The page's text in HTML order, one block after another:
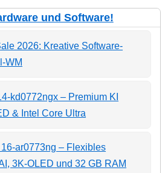
und Software!
2026: Kreative Software-
WM
kd0772ngx – Premium KI
& Intel Core Ultra
ar0773ng – Flexibles
3K-OLED und 32 GB RAM